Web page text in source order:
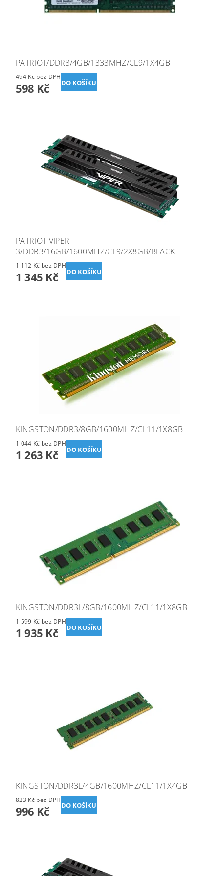
PATRIOT/DDR3/4GB/1333MHZ/CL9/1X4GB
494 Kč bez DPH
598 Kč
PATRIOT VIPER
3/DDR3/16GB/1600MHZ/CL9/2X8GB/BLACK
1 112 Kč bez DPH
1 345 Kč
KINGSTON/DDR3/8GB/1600MHZ/CL11/1X8GB
1 044 Kč bez DPH
1 263 Kč
KINGSTON/DDR3L/8GB/1600MHZ/CL11/1X8GB
1 599 Kč bez DPH
1 935 Kč
KINGSTON/DDR3L/4GB/1600MHZ/CL11/1X4GB
823 Kč bez DPH
996 Kč